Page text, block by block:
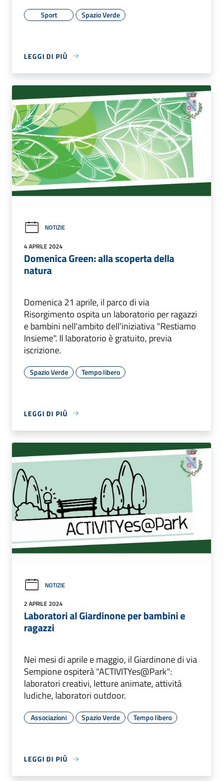
Sport Spazio Verde
LEGGI DI PIÙ
NOTIZIE
4 APRILE 2024
Domenica Green: alla scoperta della
natura
Domenica 21 aprile, il parco di via
Risorgimento ospita un laboratorio per ragazzi
e bambini nell'ambito dell'iniziativa "Restiamo
Insieme". Il laboratorio è gratuito, previa
iscrizione.
Spazio Verde Tempo libero
LEGGI DI PIÙ
NOTIZIE
2 APRILE 2024
Laboratori al Giardinone per bambini e
ragazzi
Nei mesi di aprile e maggio, il Giardinone di via
Sempione ospiterà "ACTIVITYes@Park":
laboratori creativi, letture animate, attività
ludiche, laboratori outdoor.
Associazioni Spazio Verde Tempo libero
LEGGI DI PIÙ